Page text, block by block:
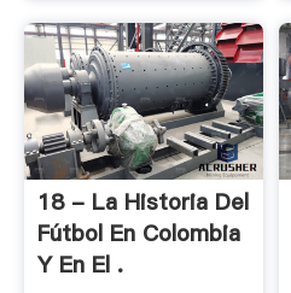
18 - La Historia Del
Fútbol En Colombia
Y En El .